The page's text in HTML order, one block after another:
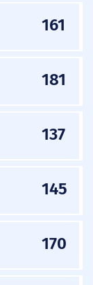
161
181
137
145
170